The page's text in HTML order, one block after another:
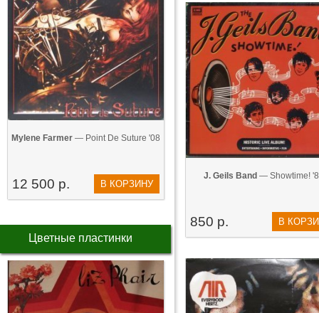
Mylene Farmer — Point De Suture '08
12 500 р. В КОРЗИНУ
Цветные пластинки
J. Geils Band — Showtime!
850 р. В